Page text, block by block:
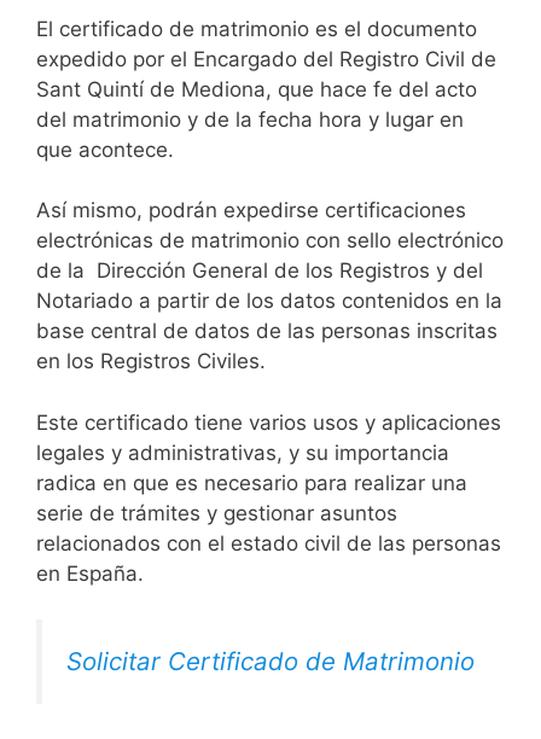
El certificado de matrimonio es el documento
expedido por el Encargado del Registro Civil de
Sant Quintí de Mediona, que hace fe del acto
del matrimonio y de la fecha hora y lugar en
que acontece.
Así mismo, podrán expedirse certificaciones
electrónicas de matrimonio con sello electrónico
de la Dirección General de los Registros y del
Notariado a partir de los datos contenidos en la
base central de datos de las personas inscritas
en los Registros Civiles.
Este certificado tiene varios usos y aplicaciones
legales y administrativas, y su importancia
radica en que es necesario para realizar una
serie de trámites y gestionar asuntos
relacionados con el estado civil de las personas
en España.
Solicitar Certificado de Matrimonio